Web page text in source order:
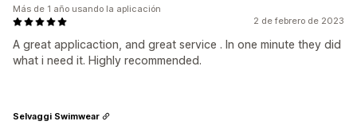
2 de febrero de 2023
A great applicaction, and great service . In one minute they did
what i need it. Highly recommended.
Más de 1 año usando la aplicación
Selvaggi Swimwear